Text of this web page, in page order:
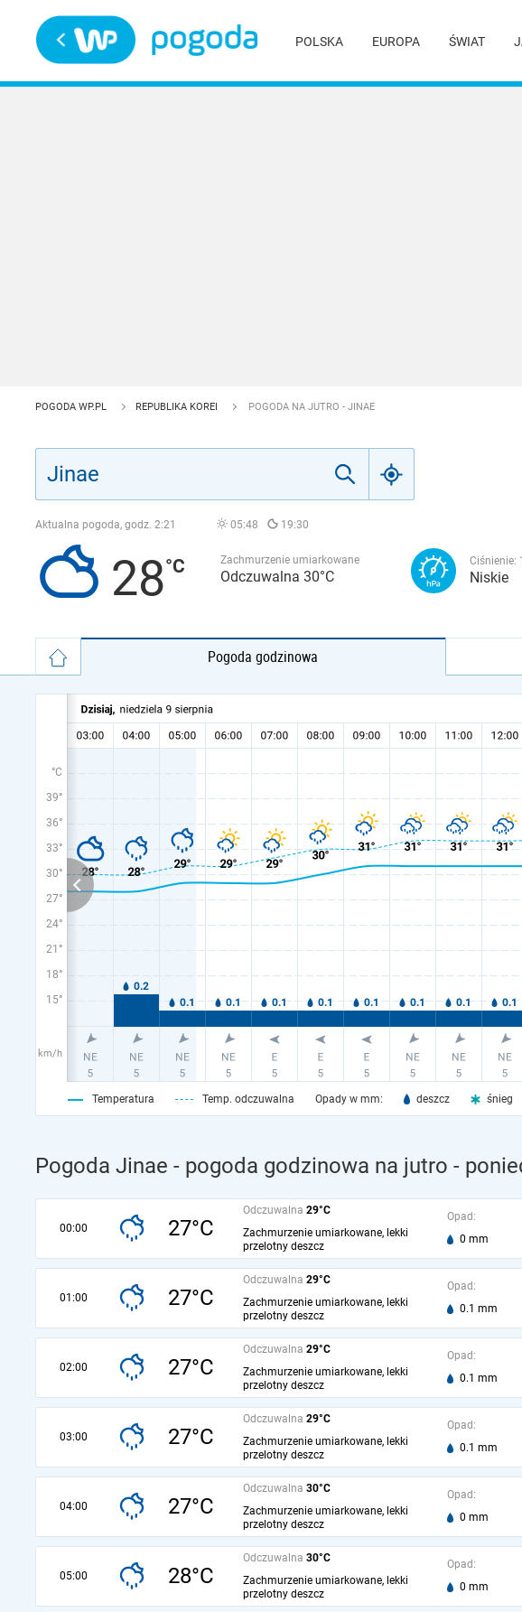
POLSKA EUROPA ŚWIAT
POGODA WP.PL REPUBLIKA KOREI POGODA NA JUTRO - JINAE
Aktualna pogoda, godz. 2:21 05:48 19:30
28 Zachmurzenie umiarkowane
Odczuwalna 30°C
Ciśnienie:
Niskie
Pogoda godzinowa
°C
39°
36°
33°
30°
27°
24°
21°
18°
15°
km/h
Temperatura Temp. odczuwalna Opady w mm: deszcz śnieg
Pogoda Jinae - pogoda godzinowa na jutro -
00:00 27°C
Odczuwalna 29°C
Zachmurzenie umiarkowane, lekki
przelotny deszcz
Opad:
0 mm
01:00 27°C
Odczuwalna 29°C
Zachmurzenie umiarkowane, lekki
przelotny deszcz
Opad:
0.1 mm
02:00 27°C
Odczuwalna 29°C
Zachmurzenie umiarkowane, lekki
przelotny deszcz
Opad:
0.1 mm
03:00 27°C
Odczuwalna 29°C
Zachmurzenie umiarkowane, lekki
przelotny deszcz
Opad:
0.1 mm
04:00 27°C
Odczuwalna 30°C
Zachmurzenie umiarkowane, lekki
przelotny deszcz
Opad:
0 mm
05:00 28°C
Odczuwalna 30°C
Zachmurzenie umiarkowane, lekki
przelotny deszcz
Opad:
0 mm